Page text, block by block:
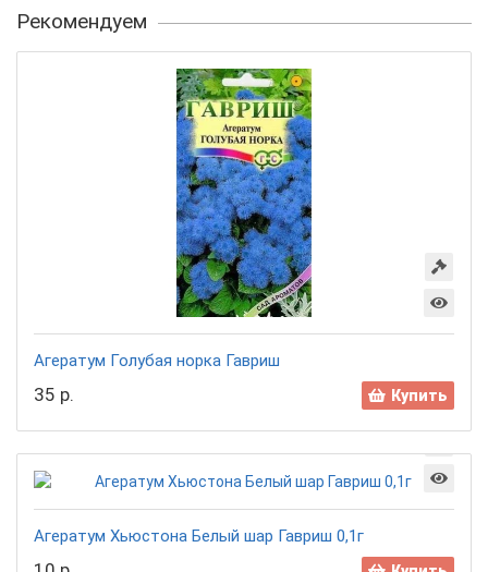
Рекомендуем
Агератум Голубая норка Гавриш
35 р. Купить
Агератум Хьюстона Белый шар Гавриш 0,1г